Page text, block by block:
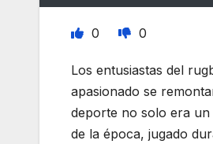
0 0
Los entusiastas del
apasionado se
deporte no solo era un
de la época, jugado